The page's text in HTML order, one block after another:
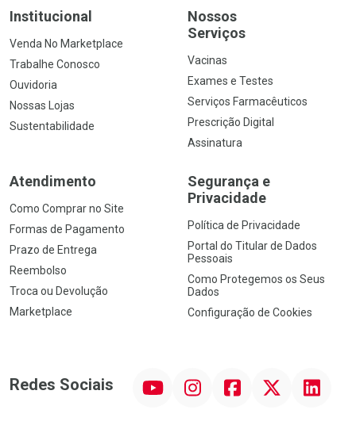
Institucional
Venda No Marketplace
Trabalhe Conosco
Ouvidoria
Nossas Lojas
Sustentabilidade
Nossos
Serviços
Vacinas
Exames e Testes
Serviços Farmacêuticos
Prescrição Digital
Assinatura
Atendimento
Como Comprar no Site
Formas de Pagamento
Prazo de Entrega
Reembolso
Troca ou Devolução
Marketplace
Segurança e
Privacidade
Política de Privacidade
Portal do Titular de Dados
Pessoais
Como Protegemos os Seus
Dados
Configuração de Cookies
Redes Sociais InstagramFacebook Linkedin